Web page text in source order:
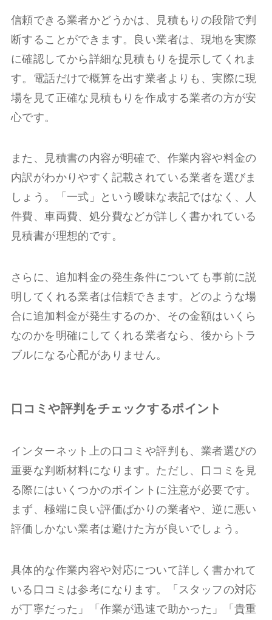
信頼できる業者かどうかは、見積もりの段階で判
断することができます。良い業者は、現地を実際
に確認してから詳細な見積もりを提示してくれま
す。電話だけで概算を出す業者よりも、実際に現
場を見て正確な見積もりを作成する業者の方が安
心です。
また、見積書の内容が明確で、作業内容や料金の
内訳がわかりやすく記載されている業者を選びま
しょう。「一式」という曖昧な表記ではなく、人
件費、車両費、処分費などが詳しく書かれている
見積書が理想的です。
さらに、追加料金の発生条件についても事前に説
明してくれる業者は信頼できます。どのような場
合に追加料金が発生するのか、その金額はいくら
なのかを明確にしてくれる業者なら、後からトラ
ブルになる心配がありません。
口コミや評判をチェックするポイント
インターネット上の口コミや評判も、業者選びの
重要な判断材料になります。ただし、口コミを見
る際にはいくつかのポイントに注意が必要です。
まず、極端に良い評価ばかりの業者や、逆に悪い
評価しかない業者は避けた方が良いでしょう。
具体的な作業内容や対応について詳しく書かれて
いる口コミは参考になります。「スタッフの対応
が丁寧だった」「作業が迅速で助かった」「貴重